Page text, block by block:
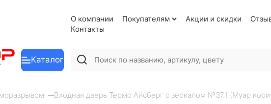
О компании Покупателям Акции и скидки
Контакты
Каталог
Входная дверь Термо Айсберг с зеркалом №37.1 (Муар